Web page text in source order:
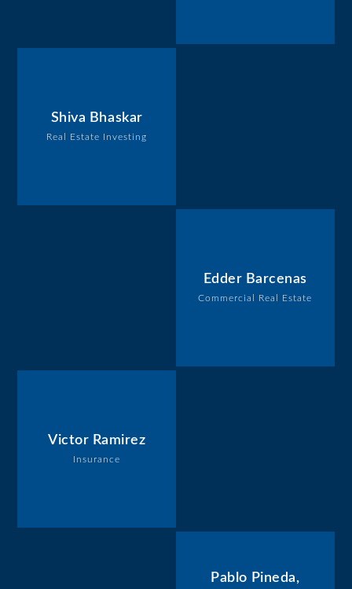
Shiva Bhaskar
Real Estate Investing
Edder Barcenas
Commercial Real Estate
Victor Ramirez
Insurance
Pablo Pineda,